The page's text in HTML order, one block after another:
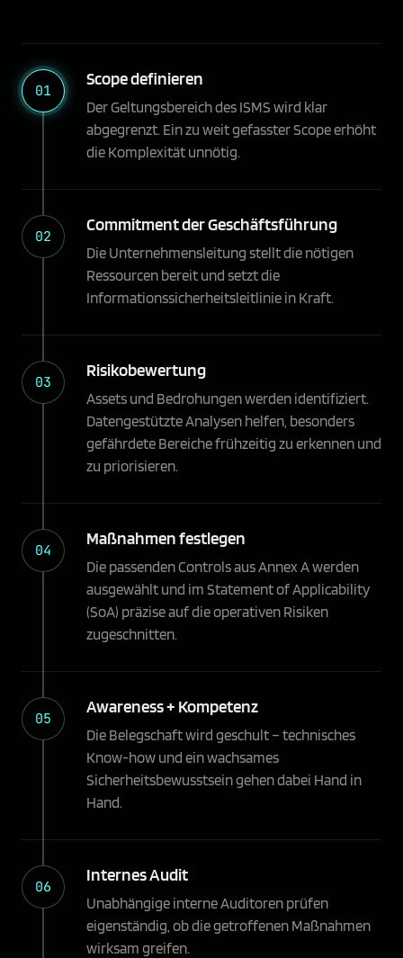
01
Scope definieren
Der Geltungsbereich des ISMS wird klar
abgegrenzt. Ein zu weit gefasster Scope erhöht
die Komplexität unnötig.
02
Commitment der Geschäftsführung
Die Unternehmensleitung stellt die nötigen
Ressourcen bereit und setzt die
Informationssicherheitsleitlinie in Kraft.
03
Risikobewertung
Assets und Bedrohungen werden identifiziert.
Datengestützte Analysen helfen, besonders
gefährdete Bereiche frühzeitig zu erkennen und
zu priorisieren.
04
Maßnahmen festlegen
Die passenden Controls aus Annex A werden
ausgewählt und im Statement of Applicability
(SoA) präzise auf die operativen Risiken
zugeschnitten.
05
Awareness + Kompetenz
Die Belegschaft wird geschult – technisches
Know-how und ein wachsames
Sicherheitsbewusstsein gehen dabei Hand in
Hand.
06
Internes Audit
Unabhängige interne Auditoren prüfen
eigenständig, ob die getroffenen Maßnahmen
wirksam greifen.